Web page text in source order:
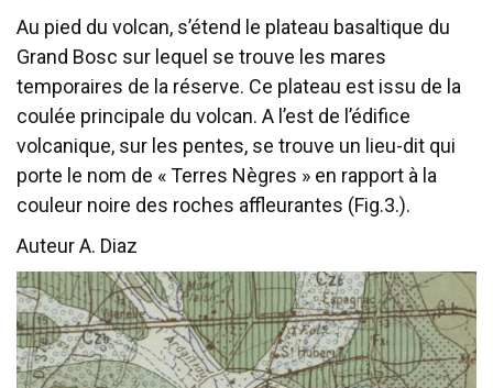
Au pied du volcan, s’étend le plateau basaltique du
Grand Bosc sur lequel se trouve les mares
temporaires de la réserve. Ce plateau est issu de la
coulée principale du volcan. A l’est de l’édifice
volcanique, sur les pentes, se trouve un lieu-dit qui
porte le nom de « Terres Nègres » en rapport à la
couleur noire des roches affleurantes (Fig.3.).
Auteur A. Diaz